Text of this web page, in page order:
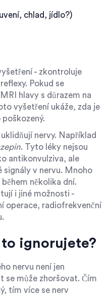
chlad, jídlo?)
- zkontroluje
Pokud se
hlavy s důrazem na
vyšetření ukáže, zda je
nervy. Například
. Tyto léky nejsou
antikonvulziva, ale
signály v nervu. Mnoho
několika dní.
i jiné možnosti -
operace, radiofrekvenční
to ignorujete?
nervu není jen
se může zhoršovat. Čím
tím více se nerv